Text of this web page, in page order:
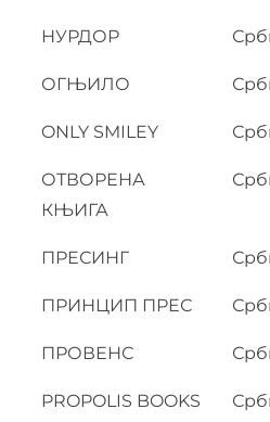
НУРДОР
ОГЊИЛО
ONLY SMILEY
ОТВОРЕНА
КЊИГА
ПРЕСИНГ
ПРИНЦИП ПРЕС
ПРОВЕНС
PROPOLIS BOOKS